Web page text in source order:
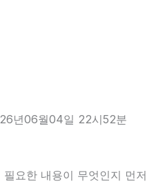
년06월04일 22시52분
요한 내용이 무엇인지 먼저